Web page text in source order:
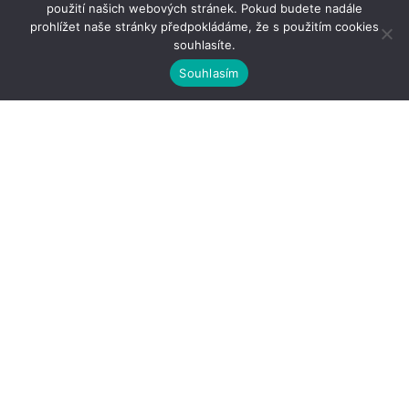
použití našich webových stránek. Pokud budete nadále
prohlížet naše stránky předpokládáme, že s použitím cookies
souhlasíte.
Souhlasím